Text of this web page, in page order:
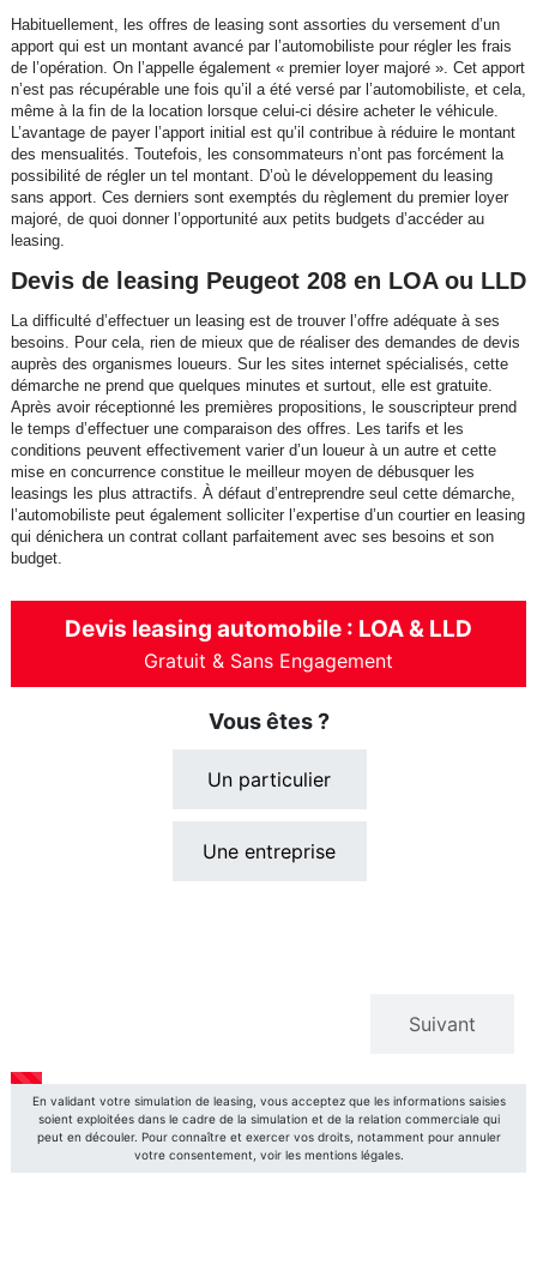
Habituellement, les offres de leasing sont assorties du versement d’un
apport qui est un montant avancé par l’automobiliste pour régler les frais
de l’opération. On l’appelle également « premier loyer majoré ». Cet apport
n’est pas récupérable une fois qu’il a été versé par l’automobiliste, et cela,
même à la fin de la location lorsque celui-ci désire acheter le véhicule.
L’avantage de payer l’apport initial est qu’il contribue à réduire le montant
des mensualités. Toutefois, les consommateurs n’ont pas forcément la
possibilité de régler un tel montant. D’où le développement du leasing
sans apport. Ces derniers sont exemptés du règlement du premier loyer
majoré, de quoi donner l’opportunité aux petits budgets d’accéder au
leasing.
Devis de leasing Peugeot 208 en LOA ou LLD
La difficulté d’effectuer un leasing est de trouver l’offre adéquate à ses
besoins. Pour cela, rien de mieux que de réaliser des demandes de devis
auprès des organismes loueurs. Sur les sites internet spécialisés, cette
démarche ne prend que quelques minutes et surtout, elle est gratuite.
Après avoir réceptionné les premières propositions, le souscripteur prend
le temps d’effectuer une comparaison des offres. Les tarifs et les
conditions peuvent effectivement varier d’un loueur à un autre et cette
mise en concurrence constitue le meilleur moyen de débusquer les
leasings les plus attractifs. À défaut d’entreprendre seul cette démarche,
l’automobiliste peut également solliciter l’expertise d’un courtier en leasing
qui dénichera un contrat collant parfaitement avec ses besoins et son
budget.